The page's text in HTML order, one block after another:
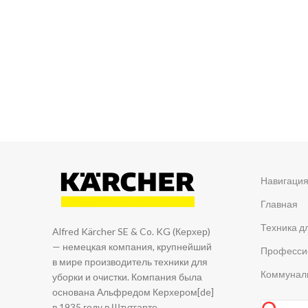
Alfred Kärcher SE & Co. KG (Керхер)
— немецкая компания, крупнейший
в мире производитель техники для
уборки и очистки. Компания была
основана Альфредом Керхером[de]
Навигация
Главная
Техника